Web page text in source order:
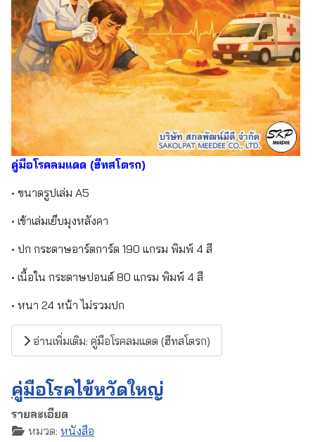
คู่มือโรคลมแดด (ฮีทสโตรก)
• ขนาดรูปเล่ม A5
• เข้าเล่มเย็บมุงหลังคา
• ปก กระดาษอาร์ตการ์ด 190 แกรม พิมพ์ 4 สี
• เนื้อใน กระดาษปอนด์ 80 แกรม พิมพ์ 4 สี
• หนา 24 หน้า ไม่รวมปก
อ่านเพิ่มเติม: คู่มือโรคลมแดด (ฮีทสโตรก)
คู่มือโรคไข้หวัดใหญ่
รายละเอียด
หมวด: หนังสือ